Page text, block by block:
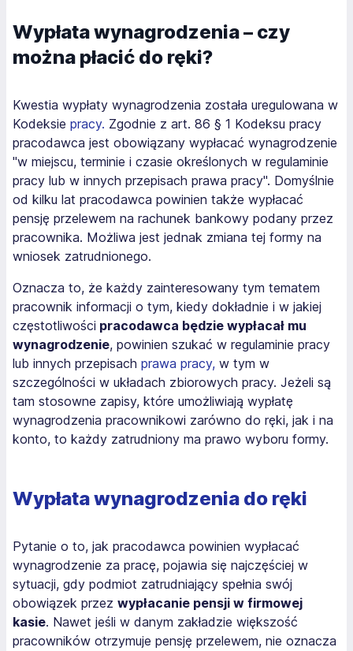
Wypłata wynagrodzenia – czy
można płacić do ręki?
Kwestia wypłaty wynagrodzenia została uregulowana w
Kodeksie pracy. Zgodnie z art. 86 § 1 Kodeksu pracy
pracodawca jest obowiązany wypłacać wynagrodzenie
"w miejscu, terminie i czasie określonych w regulaminie
pracy lub w innych przepisach prawa pracy". Domyślnie
od kilku lat pracodawca powinien także wypłacać
pensję przelewem na rachunek bankowy podany przez
pracownika. Możliwa jest jednak zmiana tej formy na
wniosek zatrudnionego.
Oznacza to, że każdy zainteresowany tym tematem
pracownik informacji o tym, kiedy dokładnie i w jakiej
częstotliwości pracodawca będzie wypłacał mu
wynagrodzenie, powinien szukać w regulaminie pracy
lub innych przepisach prawa pracy, w tym w
szczególności w układach zbiorowych pracy. Jeżeli są
tam stosowne zapisy, które umożliwiają wypłatę
wynagrodzenia pracownikowi zarówno do ręki, jak i na
konto, to każdy zatrudniony ma prawo wyboru formy.
Wypłata wynagrodzenia do ręki
Pytanie o to, jak pracodawca powinien wypłacać
wynagrodzenie za pracę, pojawia się najczęściej w
sytuacji, gdy podmiot zatrudniający spełnia swój
obowiązek przez wypłacanie pensji w firmowej
kasie. Nawet jeśli w danym zakładzie większość
pracowników otrzymuje pensję przelewem, nie oznacza